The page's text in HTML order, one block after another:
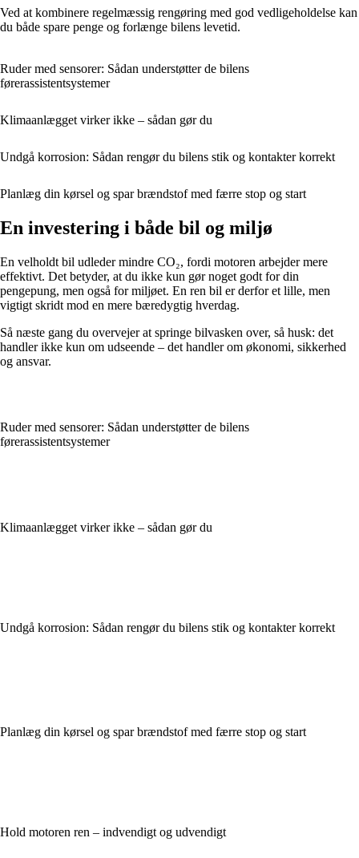
Ved at kombinere regelmæssig rengøring med god vedligeholdelse kan
du både spare penge og forlænge bilens levetid.
Ruder med sensorer: Sådan understøtter de bilens
førerassistentsystemer
Klimaanlægget virker ikke – sådan gør du
Undgå korrosion: Sådan rengør du bilens stik og kontakter korrekt
Planlæg din kørsel og spar brændstof med færre stop og start
En investering i både bil og miljø
En velholdt bil udleder mindre CO₂, fordi motoren arbejder mere
effektivt. Det betyder, at du ikke kun gør noget godt for din
pengepung, men også for miljøet. En ren bil er derfor et lille, men
vigtigt skridt mod en mere bæredygtig hverdag.
Så næste gang du overvejer at springe bilvasken over, så husk: det
handler ikke kun om udseende – det handler om økonomi, sikkerhed
og ansvar.
Ruder med sensorer: Sådan understøtter de bilens
førerassistentsystemer
Klimaanlægget virker ikke – sådan gør du
Undgå korrosion: Sådan rengør du bilens stik og kontakter korrekt
Planlæg din kørsel og spar brændstof med færre stop og start
Hold motoren ren – indvendigt og udvendigt